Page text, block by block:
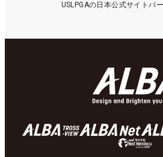
USLPGAの日本公式サイトパ